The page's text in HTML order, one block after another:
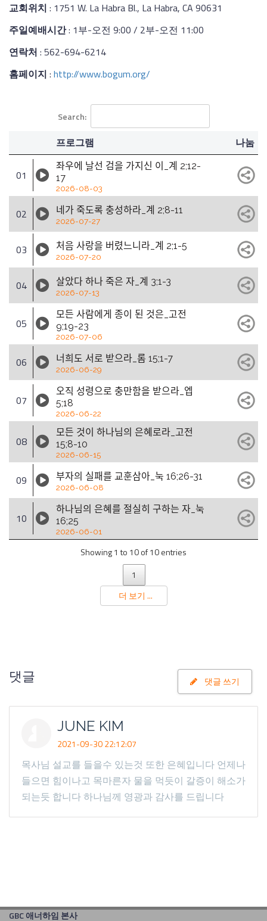
교회위치 : 1751 W. La Habra Bl., La Habra, CA 90631
주일예배시간: 1부-오전 9:00 / 2부-오전 11:00
연락처 : 562-694-6214
홈페이지 : http://www.bogum.org/
Search:
프로그램 나눔
01
좌우에 날선 검을 가지신 이_계 2;12-
17
2026-08-03
02 네가 죽도록 충성하라_계 2;8-11
2026-07-27
03 처음 사랑을 버렸느니라_계 2;1-5
2026-07-20
04 살았다 하나 죽은 자_계 3;1-3
2026-07-13
05
모든 사람에게 종이 된 것은_고전
9;19-23
2026-07-06
06 너희도 서로 받으라_롬 15;1-7
2026-06-29
07
오직 성령으로 충만함을 받으라_엡
5;18
2026-06-22
08
모든 것이 하나님의 은혜로라_고전
15;8-10
2026-06-15
09 부자의 실패를 교훈삼아_눅 16;26-31
2026-06-08
10
하나님의 은혜를 절실히 구하는 자_눅
16;25
2026-06-01
Showing 1 to 10 of 10 entries
1
더 보기 ...
댓글 댓글 쓰기
JUNE KIM
2021-09-30 22:12:07
목사님 설교를 들을수 있는것 또한 은혜입니다 언제나
들으면 힘이나고 목마른자 물을 먹듯이 갈증이 해소가
되는듯 합니다 하나님께 영광과 감사를 드립니다
GBC 애너하임 본사